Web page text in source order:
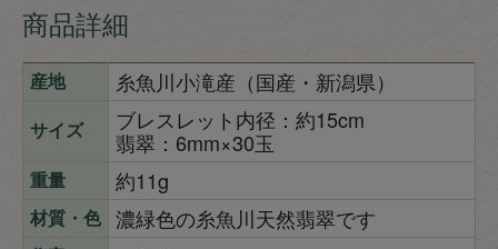
商品詳細
産地 糸魚川小滝産（国産・新潟県）
サイズ
ブレスレット内径：約15cm
翡翠：6mm×30玉
重量 約11g
材質・色 濃緑色の糸魚川天然翡翠です